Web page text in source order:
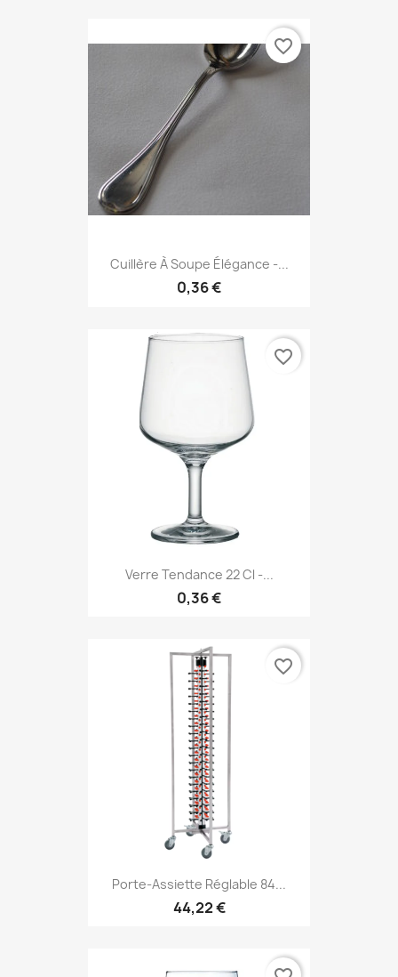
Cuillère À Soupe Élégance -...
0,36 €
favorite_border
Verre Tendance 22 Cl -...
0,36 €
favorite_border
Porte-Assiette Réglable 84...
44,22 €
favorite_border